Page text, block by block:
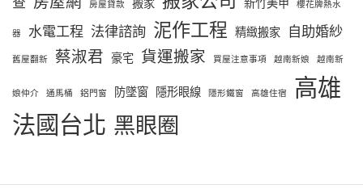
房屋貸款 櫻花牌熱水
器 水電工程 法律諮詢 泥作工程 精緻搬家 自助婚紗
舊屋翻新 蔡淑君 豪宅 貨運搬家 買屋注意事項 越南新娘 越南新
娘仲介 通馬桶 鋁門窗 防墜窗 隱形眼線 隱形鐵窗 高雄住宿
高雄
法國台北 黑眼圈